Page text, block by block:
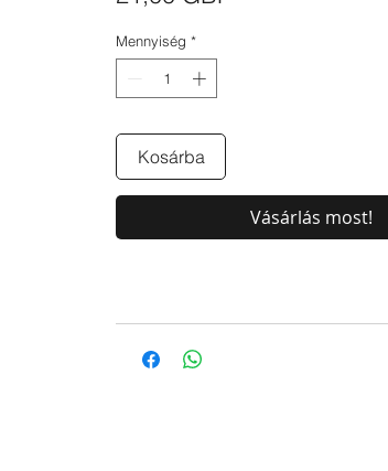
Mennyiség *
Kosárba
Vásárlás most!